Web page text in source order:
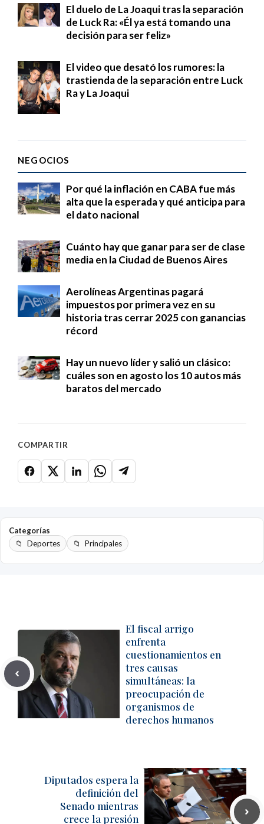
El duelo de La Joaqui tras la separación
de Luck Ra: «Él ya está tomando una
decisión para ser feliz»
El video que desató los rumores: la
trastienda de la separación entre Luck
Ra y La Joaqui
NEGOCIOS
Por qué la inflación en CABA fue más
alta que la esperada y qué anticipa para
el dato nacional
Cuánto hay que ganar para ser de clase
media en la Ciudad de Buenos Aires
Aerolíneas Argentinas pagará
impuestos por primera vez en su
historia tras cerrar 2025 con ganancias
récord
Hay un nuevo líder y salió un clásico:
cuáles son en agosto los 10 autos más
baratos del mercado
COMPARTIR
Categorías
Deportes
Principales
El fiscal arrigo
enfrenta
cuestionamientos en
tres causas
simultáneas: la
preocupación de
organismos de
derechos humanos
Diputados espera la
definición del
Senado mientras
crece la presión